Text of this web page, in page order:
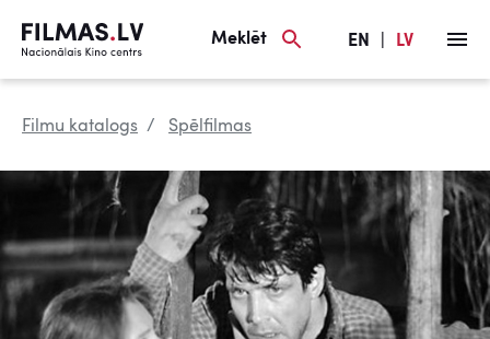
Meklēt EN LV
Filmu katalogs Spēlfilmas